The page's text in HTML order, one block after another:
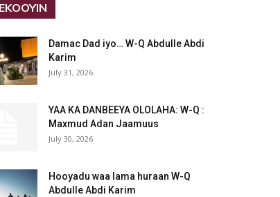
Damac Dad iyo… W-Q Abdulle Abdi
Karim
July 31, 2026
YAA KA DANBEEYA OLOLAHA: W-Q :
Maxmud Adan Jaamuus
July 30, 2026
Hooyadu waa lama huraan W-Q
Abdulle Abdi Karim